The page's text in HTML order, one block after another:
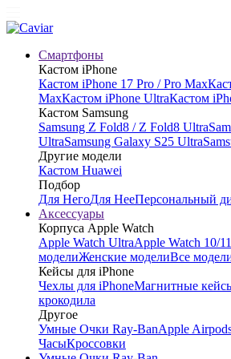
Смартфоны
Кастом iPhone
Кастом iPhone 17 Pro / Pro Max
MaxКастом iPhone UltraКастом
Кастом Samsung
Samsung Z Fold8 / Z Fold8 Ultra
UltraSamsung Galaxy S25 Ultra
Другие модели
Кастом Huawei
Подбор
Для НегоДля НееПерсональный
Аксессуары
Корпуса Apple Watch
Apple Watch UltraApple Watch 10/11
моделиЖенские моделиВсе
Кейсы для iPhone
Чехлы для iPhoneМагнитные
крокодила
Другое
Умные Очки Ray-BanApple
ЧасыКроссовки